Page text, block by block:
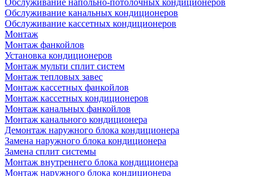
Обслуживание напольно-потолочных кондиционеров
Обслуживание канальных кондиционеров
Обслуживание кассетных кондиционеров
Монтаж
Монтаж фанкойлов
Установка кондиционеров
Монтаж мульти сплит систем
Монтаж тепловых завес
Монтаж кассетных фанкойлов
Монтаж кассетных кондиционеров
Монтаж канальных фанкойлов
Монтаж канального кондиционера
Демонтаж наружного блока кондиционера
Замена наружного блока кондиционера
Замена сплит системы
Монтаж внутреннего блока кондиционера
Монтаж наружного блока кондиционера